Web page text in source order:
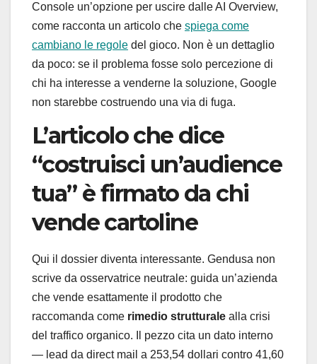
Console un’opzione per uscire dalle AI Overview,
come racconta un articolo che spiega come
cambiano le regole del gioco. Non è un dettaglio
da poco: se il problema fosse solo percezione di
chi ha interesse a venderne la soluzione, Google
non starebbe costruendo una via di fuga.
L’articolo che dice
“costruisci un’audience
tua” è firmato da chi
vende cartoline
Qui il dossier diventa interessante. Gendusa non
scrive da osservatrice neutrale: guida un’azienda
che vende esattamente il prodotto che
raccomanda come rimedio strutturale alla crisi
del traffico organico. Il pezzo cita un dato interno
— lead da direct mail a 253,54 dollari contro 41,60